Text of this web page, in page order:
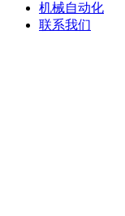
机械自动化
联系我们